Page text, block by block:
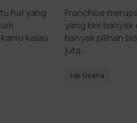
hal yang
kalau
Franchise
yang kini banyak
banyak pilihan
juta…
Ide Usaha